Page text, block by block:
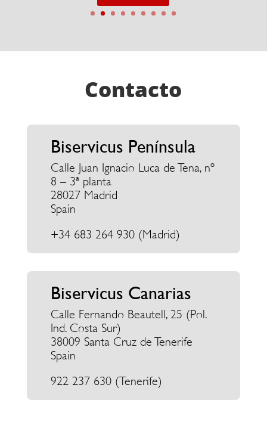
Contacto
Biservicus Península
Calle Juan Ignacio Luca de Tena, nº
8 – 3ª planta
28027 Madrid
Spain
+34 683 264 930(Madrid)
Biservicus Canarias
Calle Fernando Beautell, 25 (Pol.
Ind. Costa Sur)
38009 Santa Cruz de Tenerife
Spain
922 237 630 (Tenerife)